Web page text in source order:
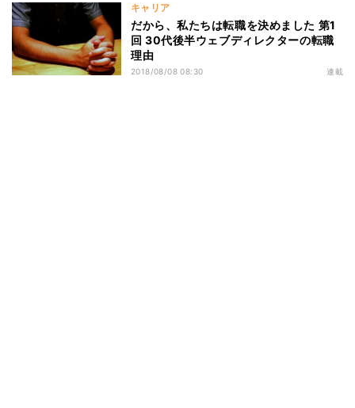
キャリア
だから、私たちは転職を決めました 第1
回 30代後半ウェブディレクターの転職
理由
2018/08/08 08:30 連載